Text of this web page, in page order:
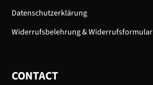
Datenschutzerklärung
Widerrufsbelehrung & Widerrufsformular
CONTACT